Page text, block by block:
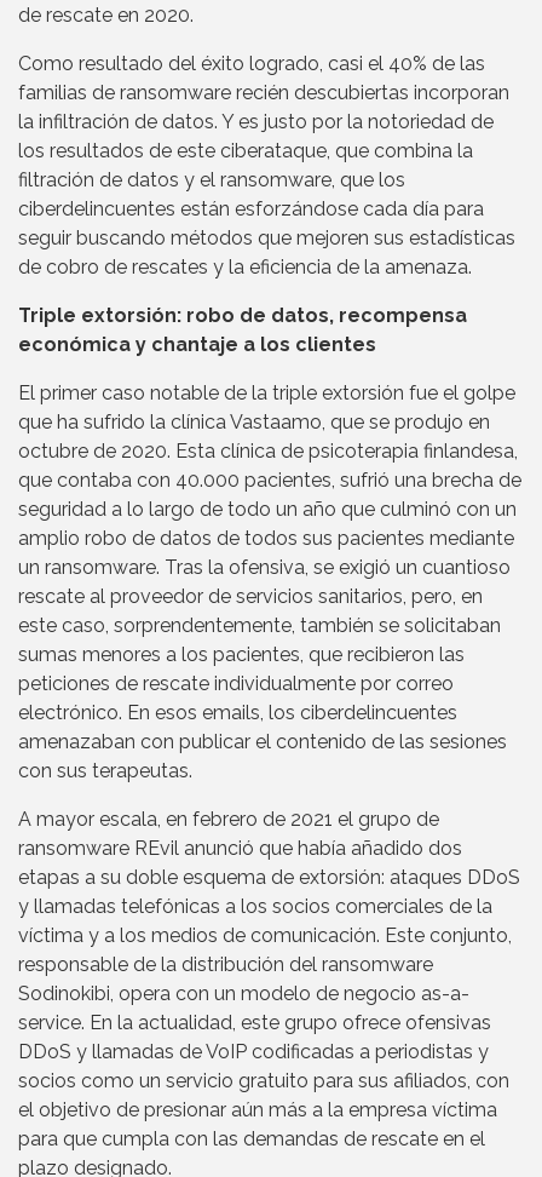
de rescate en 2020.
Como resultado del éxito logrado, casi el 40% de las
familias de ransomware recién descubiertas incorporan
la infiltración de datos. Y es justo por la notoriedad de
los resultados de este ciberataque, que combina la
filtración de datos y el ransomware, que los
ciberdelincuentes están esforzándose cada día para
seguir buscando métodos que mejoren sus estadísticas
de cobro de rescates y la eficiencia de la amenaza.
Triple extorsión: robo de datos, recompensa
económica y chantaje a los clientes
El primer caso notable de la triple extorsión fue el golpe
que ha sufrido la clínica Vastaamo, que se produjo en
octubre de 2020. Esta clínica de psicoterapia finlandesa,
que contaba con 40.000 pacientes, sufrió una brecha de
seguridad a lo largo de todo un año que culminó con un
amplio robo de datos de todos sus pacientes mediante
un ransomware. Tras la ofensiva, se exigió un cuantioso
rescate al proveedor de servicios sanitarios, pero, en
este caso, sorprendentemente, también se solicitaban
sumas menores a los pacientes, que recibieron las
peticiones de rescate individualmente por correo
electrónico. En esos emails, los ciberdelincuentes
amenazaban con publicar el contenido de las sesiones
con sus terapeutas.
A mayor escala, en febrero de 2021 el grupo de
ransomware REvil anunció que había añadido dos
etapas a su doble esquema de extorsión: ataques DDoS
y llamadas telefónicas a los socios comerciales de la
víctima y a los medios de comunicación. Este conjunto,
responsable de la distribución del ransomware
Sodinokibi, opera con un modelo de negocio as-a-
service. En la actualidad, este grupo ofrece ofensivas
DDoS y llamadas de VoIP codificadas a periodistas y
socios como un servicio gratuito para sus afiliados, con
el objetivo de presionar aún más a la empresa víctima
para que cumpla con las demandas de rescate en el
plazo designado.